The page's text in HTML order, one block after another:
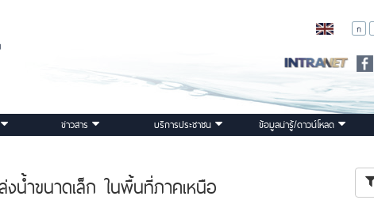
ข่าวสาร บริการประชาชน ข้อมูลน่ารู้/ดาวน์โหลด
น้ำขนาดเล็ก ในพื้นที่ภาคเหนือ